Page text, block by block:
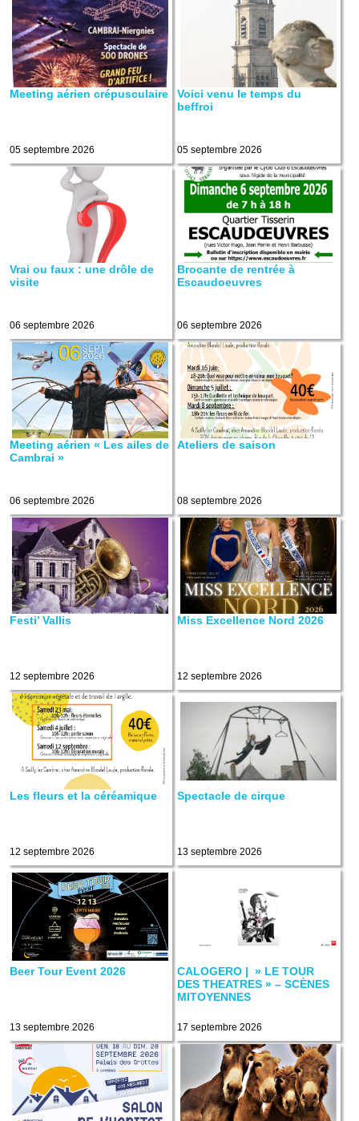
Meeting aérien crépusculaire
05 septembre 2026
Voici venu le temps du
beffroi
05 septembre 2026
Vrai ou faux : une drôle de
visite
06 septembre 2026
Brocante de rentrée à
Escaudoeuvres
06 septembre 2026
Meeting aérien « Les ailes de
Cambrai »
06 septembre 2026
Ateliers de saison
08 septembre 2026
Festi’ Vallis
12 septembre 2026
Miss Excellence Nord 2026
12 septembre 2026
Les fleurs et la céréamique
12 septembre 2026
Spectacle de cirque
13 septembre 2026
Beer Tour Event 2026
13 septembre 2026
CALOGERO | » LE TOUR
DES THEATRES » – SCÈNES
MITOYENNES
17 septembre 2026